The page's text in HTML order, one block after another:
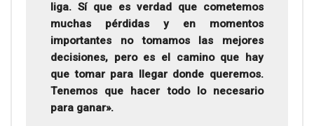
liga. Sí que es verdad que cometemos
muchas pérdidas y en momentos
importantes no tomamos las mejores
decisiones, pero es el camino que hay
que tomar para llegar donde queremos.
Tenemos que hacer todo lo necesario
para ganar».